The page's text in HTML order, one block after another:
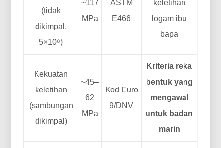
(tidak
dikimpal,
5×10⁸)
~117
MPa
ASTM
E466
keletihan
logam ibu
bapa
Kekuatan
keletihan
(sambungan
dikimpal)
~45–
62
MPa
Kod Euro
9/DNV
Kriteria reka
bentuk yang
mengawal
untuk badan
marin